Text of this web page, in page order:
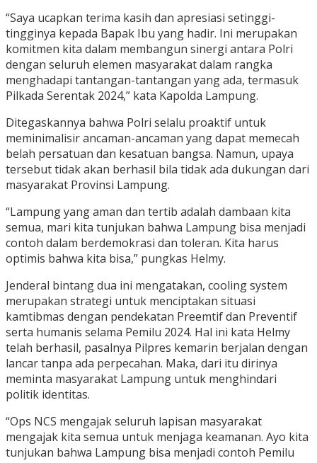
“Saya ucapkan terima kasih dan apresiasi setinggi-
tingginya kepada Bapak Ibu yang hadir. Ini merupakan
komitmen kita dalam membangun sinergi antara Polri
dengan seluruh elemen masyarakat dalam rangka
menghadapi tantangan-tantangan yang ada, termasuk
Pilkada Serentak 2024,” kata Kapolda Lampung.
Ditegaskannya bahwa Polri selalu proaktif untuk
meminimalisir ancaman-ancaman yang dapat memecah
belah persatuan dan kesatuan bangsa. Namun, upaya
tersebut tidak akan berhasil bila tidak ada dukungan dari
masyarakat Provinsi Lampung.
“Lampung yang aman dan tertib adalah dambaan kita
semua, mari kita tunjukan bahwa Lampung bisa menjadi
contoh dalam berdemokrasi dan toleran. Kita harus
optimis bahwa kita bisa,” pungkas Helmy.
Jenderal bintang dua ini mengatakan, cooling system
merupakan strategi untuk menciptakan situasi
kamtibmas dengan pendekatan Preemtif dan Preventif
serta humanis selama Pemilu 2024. Hal ini kata Helmy
telah berhasil, pasalnya Pilpres kemarin berjalan dengan
lancar tanpa ada perpecahan. Maka, dari itu dirinya
meminta masyarakat Lampung untuk menghindari
politik identitas.
“Ops NCS mengajak seluruh lapisan masyarakat
mengajak kita semua untuk menjaga keamanan. Ayo kita
tunjukan bahwa Lampung bisa menjadi contoh Pemilu